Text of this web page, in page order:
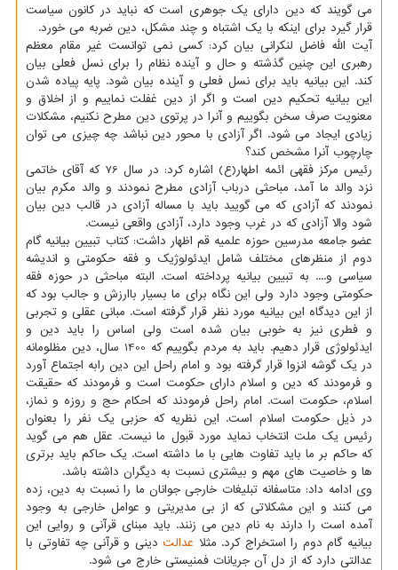
می گویند که دین دارای یک جوهری است که نباید در کانون سیاست
قرار گیرد برای اینکه با یک اشتباه و چند مشکل، دین ضربه می خورد.
آیت الله فاضل لنکرانی بیان کرد: کسی نمی توانست غیر مقام معظم
رهبری این چنین گذشته و حال و آینده نظام را برای نسل فعلی بیان
کند. این بیانیه باید برای نسل فعلی و آینده بیان شود. پایه پیاده شدن
این بیانیه تحکیم دین است و اگر از دین غفلت نماییم و از اخلاق و
معنویت صرف سخن بگوییم و آنرا در پرتوی دین مطرح نکنیم، مشکلات
زیادی ایجاد می شود. اگر آزادی با محور دین نباشد چه چیزی می توان
چارچوب آنرا مشخص کند؟
رئیس مرکز فقهی ائمه اطهار(ع) اشاره کرد: در سال 76 که آقای خاتمی
نزد والد ما آمد، مباحثی درباب آزادی مطرح نمودند و والد مکرم بیان
نمودند که آزادی که می گویید باید با مساله آزادی در قالب دین بیان
شود والا آزادی که در غرب وجود دارد، آزادی واقعی نیست.
عضو جامعه مدرسین حوزه علمیه قم اظهار داشت: کتاب تبیین بیانیه گام
دوم از منظرهای مختلف شامل ایدئولوژیک و فقه حکومتی و اندیشه
سیاسی و.... به تبیین بیانیه پرداخته است. البته مباحثی در حوزه فقه
حکومتی وجود دارد ولی این نگاه برای ما بسیار باارزش و جالب بود که
از این دیدگاه این بیانیه مورد نظر قرار گرفته است. مبانی عقلی و تجربی
و فطری نیز به خوبی بیان شده است ولی اساس را باید دین و
ایدئولوژی قرار دهیم. باید به مردم بگوییم که 1400 سال، دین مظلومانه
در یک گوشه انزوا قرار گرفته بود و امام راحل این دین رابه اجتماع آورد
و فرمودند که دین و اسلام دارای حکومت است و فرمودند که حقیقت
اسلام، حکومت است. امام راحل فرمودند که احکام حج و روزه و نماز،
در ذیل حکومت اسلام است. این نظریه که حزبی یک نفر را بعنوان
رئیس یک ملت انتخاب نماید مورد قبول ما نیست. عقل هم می گوید
که حاکم بر ما باید تفاوت هایی با ما داشته است. یک حاکم باید برتری
ها و خاصیت های مهم و بیشتری نسبت به دیگران داشته باشد.
وی ادامه داد: متاسفانه تبلیغات خارجی جوانان ما را نسبت به دین، زده
می کنند و این مشکلاتی که از بی مدیریتی و عوامل خارجی به وجود
آمده است را دارند به نام دین می زنند. باید مبنای قرآنی و روایی این
بیانیه گام دوم را استخراج کرد. مثلا عدالتدینی و قرآنی چه تفاوتی با
عدالتی دارد که از دل آن جریانات فمنیستی خارج می شود.